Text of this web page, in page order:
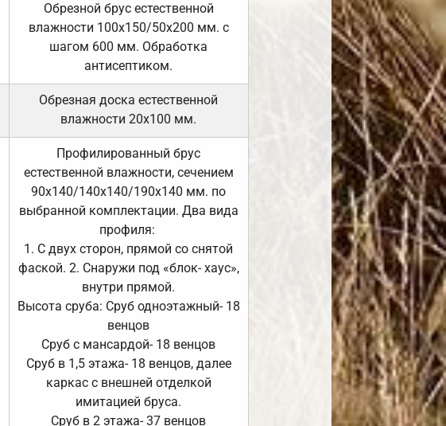
Обрезной брус естественной
влажности 100х150/50х200 мм. с
шагом 600 мм. Обработка
антисептиком.
Обрезная доска естественной
влажности 20х100 мм.
Профилированный брус
естественной влажности, сечением
90х140/140х140/190х140 мм. по
выбранной комплектации. Два вида
профиля:
1. С двух сторон, прямой со снятой
фаской. 2. Снаружи под «блок- хаус»,
внутри прямой.
Высота сруба: Сруб одноэтажный- 18
венцов
Сруб с мансардой- 18 венцов
Сруб в 1,5 этажа- 18 венцов, далее
каркас с внешней отделкой
имитацией бруса.
Сруб в 2 этажа- 37 венцов